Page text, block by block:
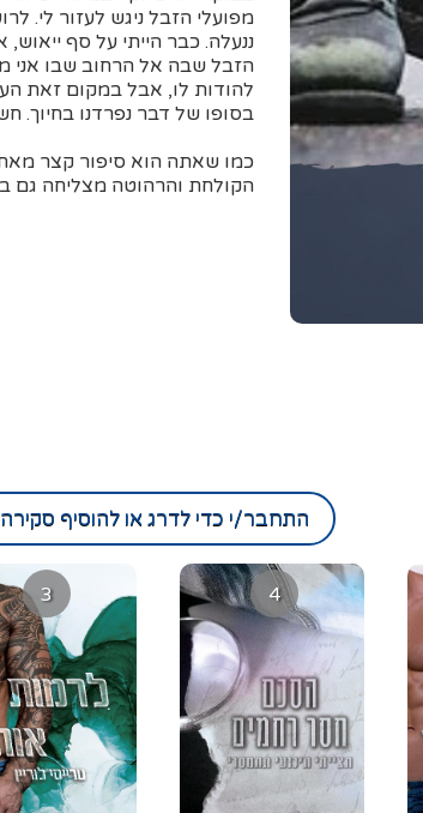
מפועלי הזבל ניגש לעזור לי.
ננעלה. כבר הייתי על סף
הזבל שבה אל הרחוב שבו אני
להודות לו, אבל במקום זאת
בסופו של דבר נפרדנו בחיוך.
כמו שאתה הוא סיפור קצר מאת
הקולחת והרהוטה מצליחה גם
התחבר/י כדי לדרג או להוסיף סקירה
3 4